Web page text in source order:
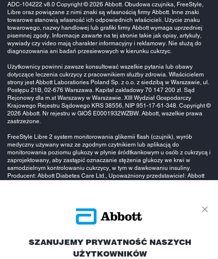
ADC-104222 v8.0 Copyright © 2026 Abbott. Obudowa czujnika, FreeStyle,
Libre oraz powiązane z nimi znaki są własnością firmy Abbott. Inne znaki
towarowe stanowią własność ich odpowiednich właścicieli. Użycie znaku
towarowego, nazwy handlowej lub grafiki firmy Abbott wymaga uprzedniej
pisemnej zgody. Informacje zawarte na tej stronie takie jak opisy, artykuły,
wywiady czy video mają charakter informacyjny i reklamowy. Nie służą do
diagnozowania ani badań przesiewowych w kierunku cukrzyc.
Użytkownicy powinni zawsze konsultować wszelkie pytania lub obawy
dotyczące leczenia cukrzycy z pracownikiem służby zdrowia. Właścicielem
strony jest Abbott Laboratiories Poland Sp. z o.o. z siedzibą w Warszawie, ul.
Postępu 21B, 02-676 Warszawa. Kapitał zakładowy 70 147 200 zł. Sąd
Rejonowy dla m.st Warszawy w Warszawie. XIII Wydział Gospodarczy
Krajowego Rejestru Sądowego KRS 38556, NIP 951-17-61-348. Copyright ©
2026 Abbott. Nr rejestru w GIOŚ E0001932WZBW. Abbott, wszelkie prawa
zastrzeżone.
FreeStyle Libre 2 system monitorowania glikemii flash (czujnik), wyrób
medyczny używany wraz ze zgodnym czytnikiem lub aplikacją do
monitorowania poziomu glukozy w płynie śródtkankowym u osób z cukrzycą i
zaprojektowany, aby zastąpić oznaczanie stężenia glukozy we krwi w
samodzielnym kontrolowaniu cukrzycy, w tym w dawkowaniu insuliny.
Producent: Abbott Diabetes Care Ltd., Upoważniony przedstawiciel: Abbott
To jest wyrób
medyczny.
SZANUJEMY PRYWATNOŚĆ NASZYCH
UŻYTKOWNIKÓW